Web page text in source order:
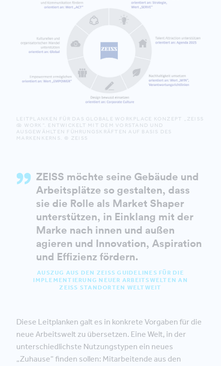
LEITPLANKEN FÜR DAS GLOBALE WORKPLACE KONZEPT „ZEISS
@ WORK“. ENTWICKELT MIT DEM VORSTAND UND
AUSGEWÄHLTEN FÜHRUNGSKRÄFTEN AUF BASIS DES
MARKENKERNS. © ZEISS
ZEISS möchte seine Gebäude und
Arbeitsplätze so gestalten, dass
sie die Rolle als Market Shaper
unterstützen, in Einklang mit der
Marke nach innen und außen
agieren und Innovation, Aspiration
und Effizienz fördern.
AUSZUG AUS DEN ZEISS GUIDELINES FÜR DIE
IMPLEMENTIERUNG NEUER ARBEITSWELTEN AN
ZEISS STANDORTEN WELTWEIT
Diese Leitplanken galt es in konkrete Vorgaben für die
neue Arbeitswelt zu übersetzen. Eine Welt, in der
unterschiedlichste Nutzungstypen ein neues
„Zuhause“ finden sollen: Mitarbeitende aus den